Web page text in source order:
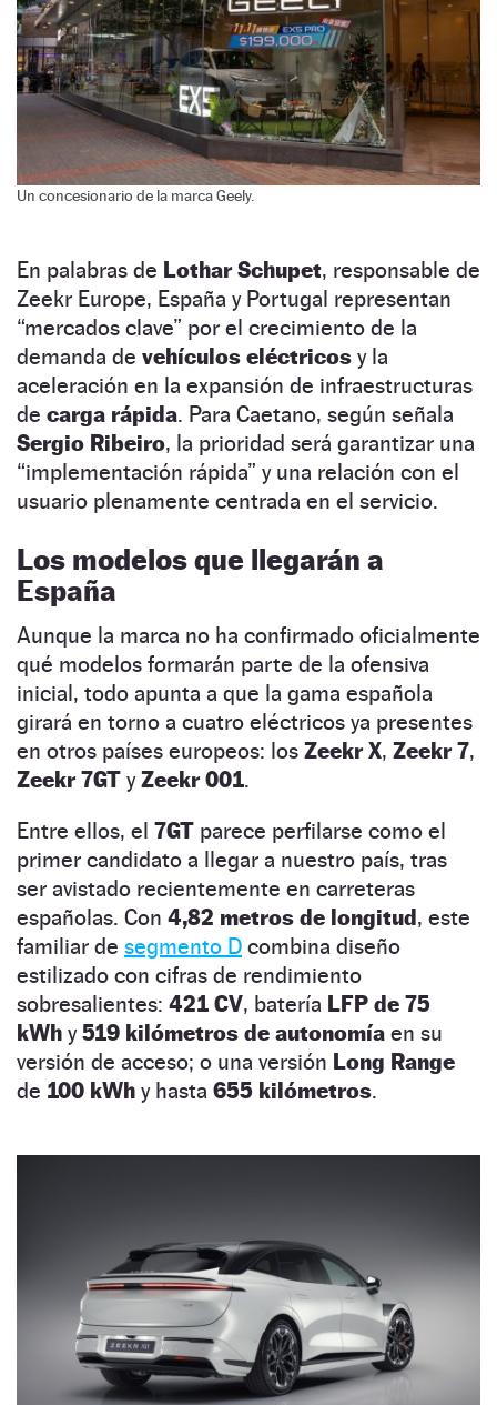
Un concesionario de la marca Geely.
En palabras de Lothar Schupet, responsable de
Zeekr Europe, España y Portugal representan
“mercados clave” por el crecimiento de la
demanda de vehículos eléctricos y la
aceleración en la expansión de infraestructuras
de carga rápida. Para Caetano, según señala
Sergio Ribeiro, la prioridad será garantizar una
“implementación rápida” y una relación con el
usuario plenamente centrada en el servicio.
Los modelos que llegarán a
España
Aunque la marca no ha confirmado oficialmente
qué modelos formarán parte de la ofensiva
inicial, todo apunta a que la gama española
girará en torno a cuatro eléctricos ya presentes
en otros países europeos: los Zeekr X, Zeekr 7,
Zeekr 7GT yZeekr 001.
Entre ellos, el 7GT parece perfilarse como el
primer candidato a llegar a nuestro país, tras
ser avistado recientemente en carreteras
españolas. Con 4,82 metros de longitud, este
familiar de segmento D combina diseño
estilizado con cifras de rendimiento
sobresalientes: 421 CV, batería LFP de 75
kWh y519 kilómetros de autonomía en su
versión de acceso; o una versión Long Range
de 100 kWh y hasta 655 kilómetros.